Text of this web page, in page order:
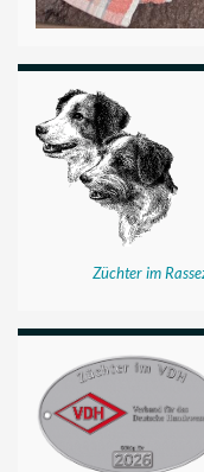
Züchter im